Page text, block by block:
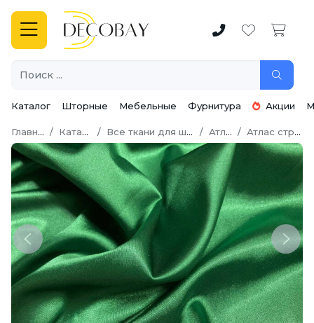
Каталог Шторные Мебельные Фурнитура Акции
Главная Каталог Все ткани для шитья Атлас Атлас стрейч
Previous Next